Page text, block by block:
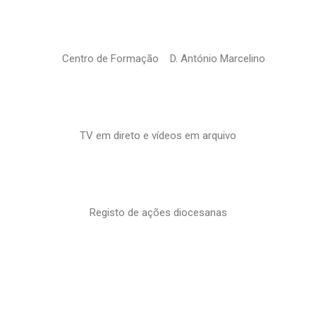
Centro de Formação D. António Marcelino
TV em direto e vídeos em arquivo
Registo de ações diocesanas